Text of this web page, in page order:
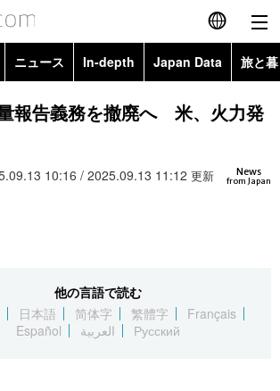
English
简体字
Русский
ニュース In-depth Japan Data 旅と
Topics
報告義務を撤廃へ 米、火力発
News
from Japan
10:16 / 2025.09.13 11:12 更新
他の言語で読む
日本語 简体字 繁體字
Français
Español
العربية Русский